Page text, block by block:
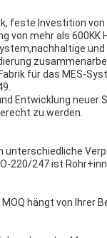
feste Investition
mehr als 600KK
für das MES-
Entwicklung neuer
zu werden.
unterschiedliche
220/247 ist
hängt von Ihrer